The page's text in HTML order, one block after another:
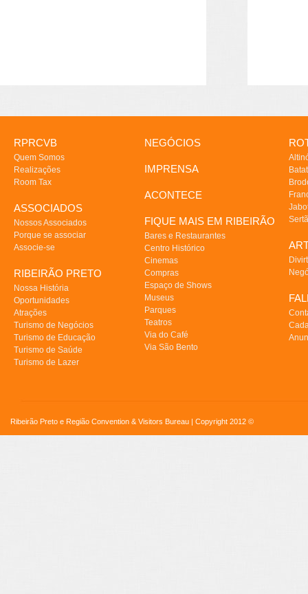
RPRCVB
Quem Somos
Realizações
Room Tax
ASSOCIADOS
Nossos Associados
Porque se associar
Associe-se
RIBEIRÃO PRETO
Nossa História
Oportunidades
Atrações
Turismo de Negócios
Turismo de Educação
Turismo de Saúde
Turismo de Lazer
NEGÓCIOS
IMPRENSA
ACONTECE
FIQUE MAIS EM RIBEIRÃO
Bares e Restaurantes
Centro Histórico
Cinemas
Compras
Espaço de Shows
Museus
Parques
Teatros
Via do Café
Via São Bento
Ribeirão Preto e Região Convention & Visitors Bureau | Copyright 2012 ©